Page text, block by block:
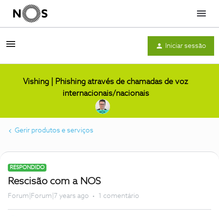
Menu
Iniciar sessão
Vishing | Phishing através de chamadas de voz
internacionais/nacionais
Gerir produtos e serviços
RESPONDIDO
Rescisão com a NOS
Forum|Forum|7 years ago 1 comentário